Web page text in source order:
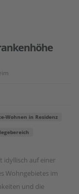
Wohnen in Residenz
idyllisch auf einer
Wohngebietes im
und die